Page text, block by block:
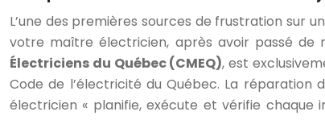
L’une des premières sources de frustration sur
votre maître électricien, après avoir passé de
Électriciens du Québec (CMEQ), est
Code de l’électricité du Québec. La
électricien « planifie, exécute et vérifie chaque